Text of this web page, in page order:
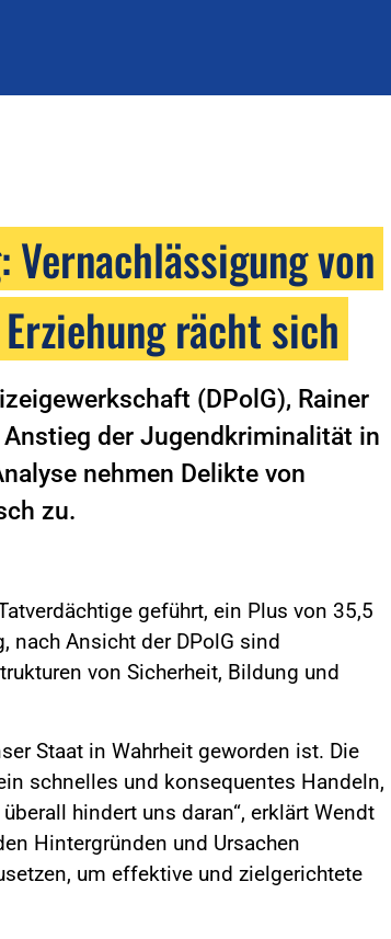
von
rächt sich
(DPolG), Rainer
der Jugendkriminalität in
nehmen Delikte von
zu.
geführt, ein Plus von 35,5
nach Ansicht der DPolG sind
von Sicherheit, Bildung und
Staat in Wahrheit geworden ist. Die
schnelles und konsequentes Handeln,
hindert uns daran“, erklärt Wendt
Hintergründen und Ursachen
um effektive und zielgerichtete